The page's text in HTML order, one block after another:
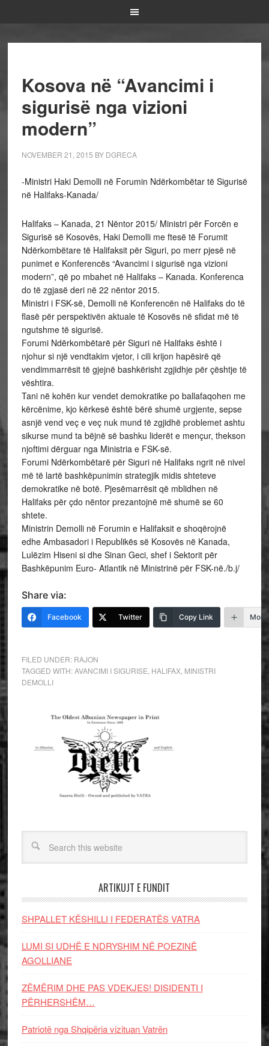
Kosova në “Avancimi i
sigurisë nga vizioni
modern”
NOVEMBER 21, 2015 BY DGRECA
-Ministri Haki Demolli në Forumin Ndërkombëtar të Sigurisë
në Halifaks-Kanada/
Halifaks – Kanada, 21 Nëntor 2015/ Ministri për Forcën e
Sigurisë së Kosovës, Haki Demolli me ftesë të Forumit
Ndërkombëtare të Halifaksit për Siguri, po merr pjesë në
punimet e Konferencës “Avancimi i sigurisë nga vizioni
modern”, që po mbahet në Halifaks – Kanada. Konferenca
do të zgjasë deri në 22 nëntor 2015.
Ministri i FSK-së, Demolli në Konferencën në Halifaks do të
flasë për perspektivën aktuale të Kosovës në sfidat më të
ngutshme të sigurisë.
Forumi Ndërkombëtarë për Siguri në Halifaks është i
njohur si një vendtakim vjetor, i cili krijon hapësirë që
vendimmarrësit të gjejnë bashkërisht zgjidhje për çështje të
vështira.
Tani në kohën kur vendet demokratike po ballafaqohen me
kërcënime, kjo kërkesë është bërë shumë urgjente, sepse
asnjë vend veç e veç nuk mund të zgjidhë problemet ashtu
sikurse mund ta bëjnë së bashku liderët e mençur, thekson
njoftimi dërguar nga Ministria e FSK-së.
Forumi Ndërkombëtarë për Siguri në Halifaks ngrit në nivel
më të lartë bashkëpunimin strategjik midis shteteve
demokratike në botë. Pjesëmarrësit që mblidhen në
Halifaks për çdo nëntor prezantojnë më shumë se 60
shtete.
Ministrin Demolli në Forumin e Halifaksit e shoqërojnë
edhe Ambasadori i Republikës së Kosovës në Kanada,
Lulëzim Hiseni si dhe Sinan Geci, shef i Sektorit për
Bashkëpunim Euro- Atlantik në Ministrinë për FSK-në./b.j/
Share via:
Facebook Twitter Copy Link More
FILED UNDER: RAJON
TAGGED WITH:AVANCIMI I SIGURISE HALIFAX, MINISTRI
DEMOLLI
ARTIKUJT E FUNDIT
SHPALLET KËSHILLI I FEDERATËS VATRA
LUMI SI UDHË E NDRYSHIM NË POEZINË
AGOLLIANE
ZËMËRIM DHE PAS VDEKJES! DISIDENTI I
PËRHERSHËM…
Patriotë nga Shqipëria vizituan Vatrën